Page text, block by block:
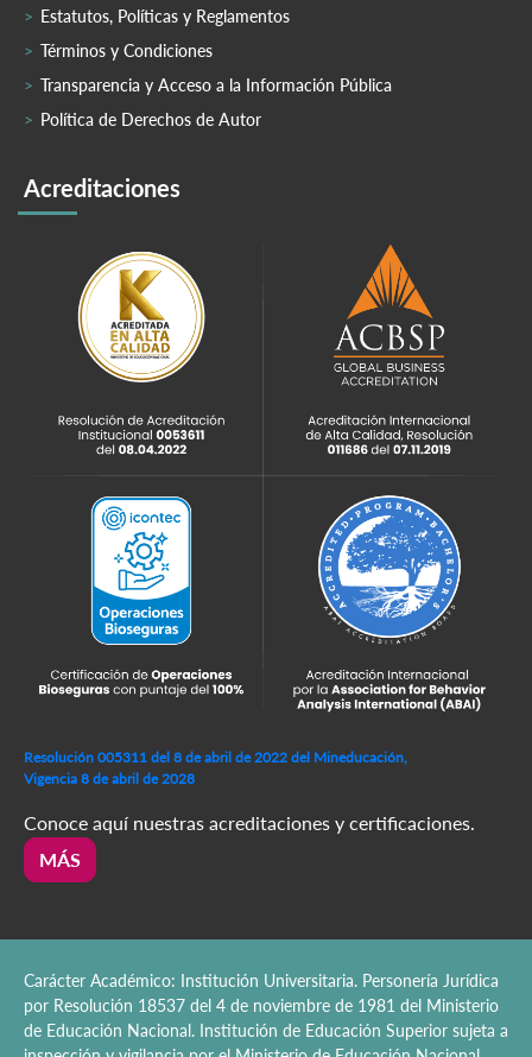
Estatutos, Políticas y Reglamentos
Términos y Condiciones
Transparencia y Acceso a la Información Pública
Política de Derechos de Autor
Acreditaciones
Resolución 005311 del 8 de abril de 2022 del Mineducación,
Vigencia 8 de abril de 2028
Conoce aquí nuestras acreditaciones y certificaciones.
MÁS
Carácter Académico: Institución Universitaria. Personería Jurídica
por Resolución 18537 del 4 de noviembre de 1981 del Ministerio
de Educación Nacional. Institución de Educación Superior sujeta a